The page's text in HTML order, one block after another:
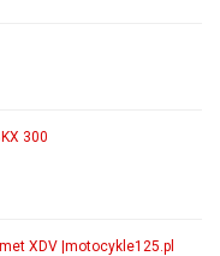
300
XDV |motocykle125.pl